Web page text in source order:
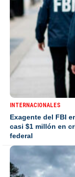
INTERNACIONALES
Exagente del FBI
casi $1 millón en
federal